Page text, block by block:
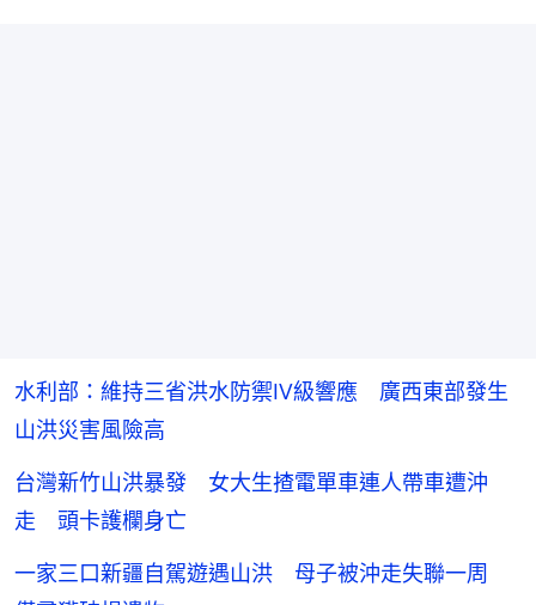
水利部：維持三省洪水防禦Ⅳ級響應 廣西東部發生
山洪災害風險高
台灣新竹山洪暴發 女大生揸電單車連人帶車遭沖
走 頭卡護欄身亡
一家三口新疆自駕遊遇山洪 母子被沖走失聯一周